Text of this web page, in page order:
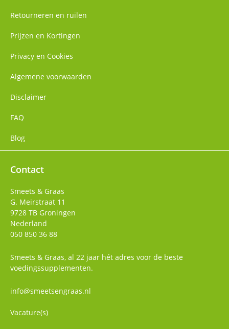
Retourneren en ruilen
Prijzen en Kortingen
Privacy en Cookies
Algemene voorwaarden
Disclaimer
FAQ
Blog
Contact
Smeets & Graas
G. Meirstraat 11
9728 TB Groningen
Nederland
050 850 36 88
Smeets & Graas, al 22 jaar hét adres voor de beste
voedingssupplementen.
info@smeetsengraas.nl
Vacature(s)